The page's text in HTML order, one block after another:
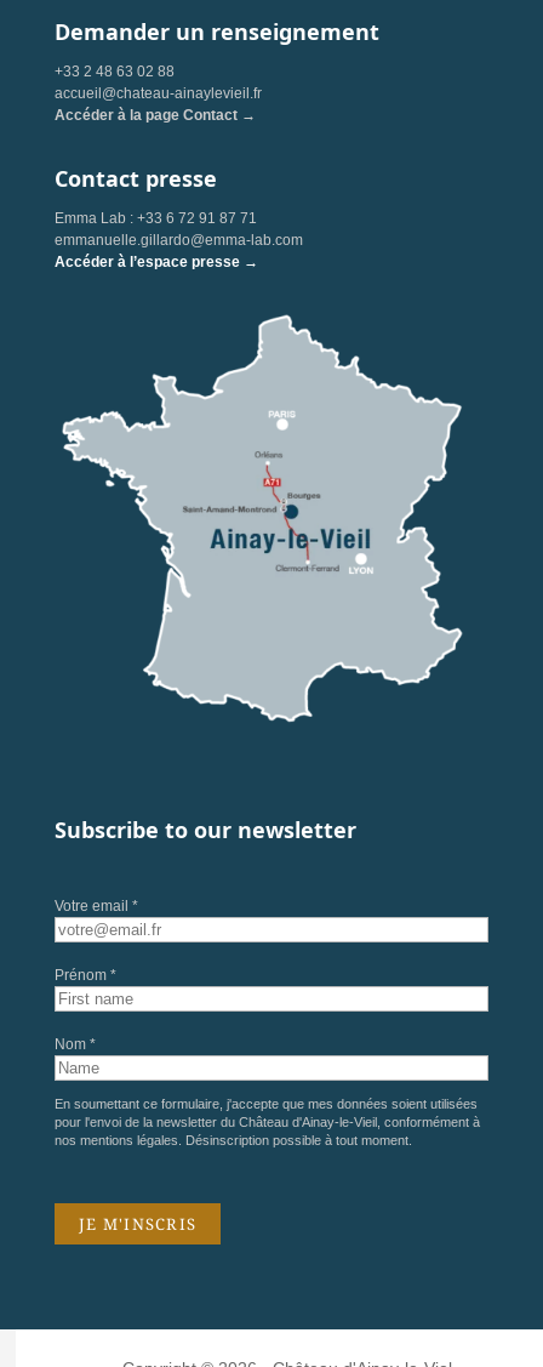
Demander un renseignement
+33 2 48 63 02 88
accueil@chateau-ainaylevieil.fr
Accéder à la page Contact →
Contact presse
Emma Lab : +33 6 72 91 87 71
emmanuelle.gillardo@emma-lab.com
Accéder à l’espace presse →
Subscribe to our newsletter
Votre email *
Prénom *
Nom *
En soumettant ce formulaire, j'accepte que mes données soient utilisées
pour l'envoi de la newsletter du Château d'Ainay-le-Vieil, conformément à
nos mentions légales . Désinscription possible à tout moment.